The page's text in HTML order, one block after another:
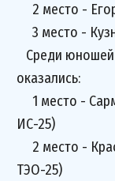
2 место -
3 место -
Среди юношей
оказались:
1 место -
ИС-25)
2 место -
ТЭО-25)